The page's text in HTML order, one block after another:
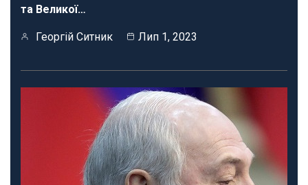
та Великої…
Георгій Ситник Лип 1, 2023